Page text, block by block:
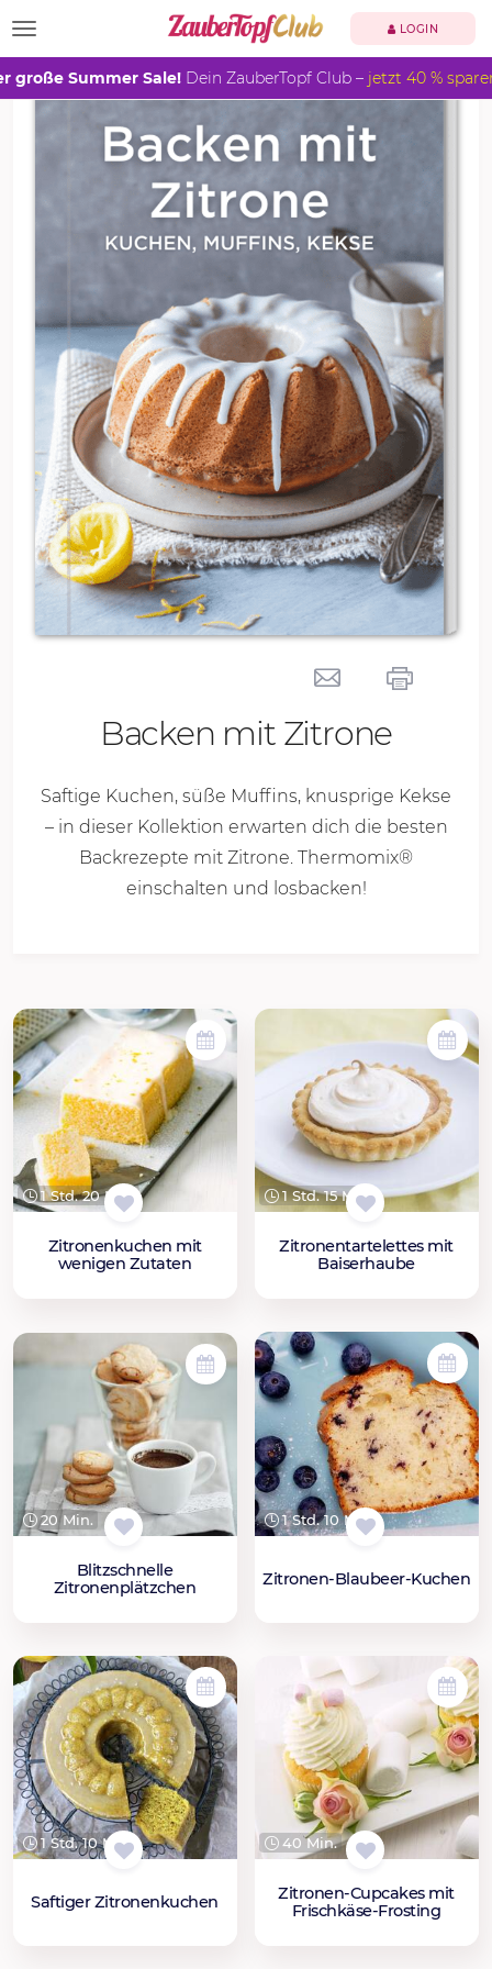
TOGGLE NAVIGATION LOGIN
große Summer Sale! Dein ZauberTopf Club – jetzt 40 %
Backen mit Zitrone
Saftige Kuchen, süße Muffins, knusprige Kekse
– in dieser Kollektion erwarten dich die besten
Backrezepte mit Zitrone. Thermomix®
einschalten und losbacken!
1 Std. 20 Min.
Zitronenkuchen mit
wenigen Zutaten
1 Std. 15 Min.
Zitronentartelettes mit
Baiserhaube
20 Min.
Blitzschnelle
Zitronenplätzchen
1 Std. 10 Min.
Zitronen-Blaubeer-Kuchen
1 Std. 10 Min.
Saftiger Zitronenkuchen
40 Min.
Zitronen-Cupcakes mit
Frischkäse-Frosting